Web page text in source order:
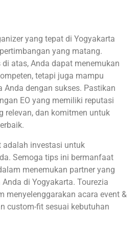
yang tepat di Yogyakarta
yang matang.
atas, Anda dapat menemukan
tetapi juga mampu
Anda dengan sukses. Pastikan
EO yang memiliki reputasi
relevan, dan komitmen untuk
adalah investasi untuk
Semoga tips ini bermanfaat
menemukan partner yang
di Yogyakarta. Tourezia
menyelenggarakan acara event &
custom-fit sesuai kebutuhan